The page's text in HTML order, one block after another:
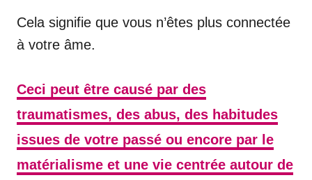
Cela signifie que vous n’êtes plus connectée
à votre âme.
Ceci peut être causé par des
traumatismes, des abus, des habitudes
issues de votre passé ou encore par le
matérialisme et une vie centrée autour de